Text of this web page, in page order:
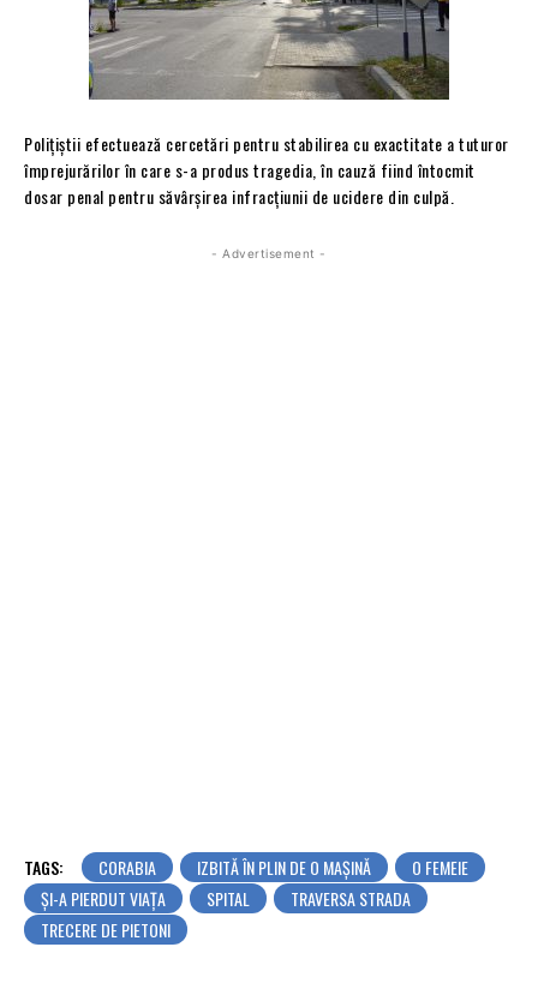
Polițiștii efectuează cercetări pentru stabilirea cu exactitate a tuturor
împrejurărilor în care s-a produs tragedia, în cauză fiind întocmit
dosar penal pentru săvârșirea infracțiunii de ucidere din culpă.
- Advertisement -
TAGS: CORABIA IZBITĂ ÎN PLIN DE O MAȘINĂ
O FEMEIE
ȘI-A PIERDUT VIAȚA
SPITAL
TRAVERSA STRADA
TRECERE DE PIETONI